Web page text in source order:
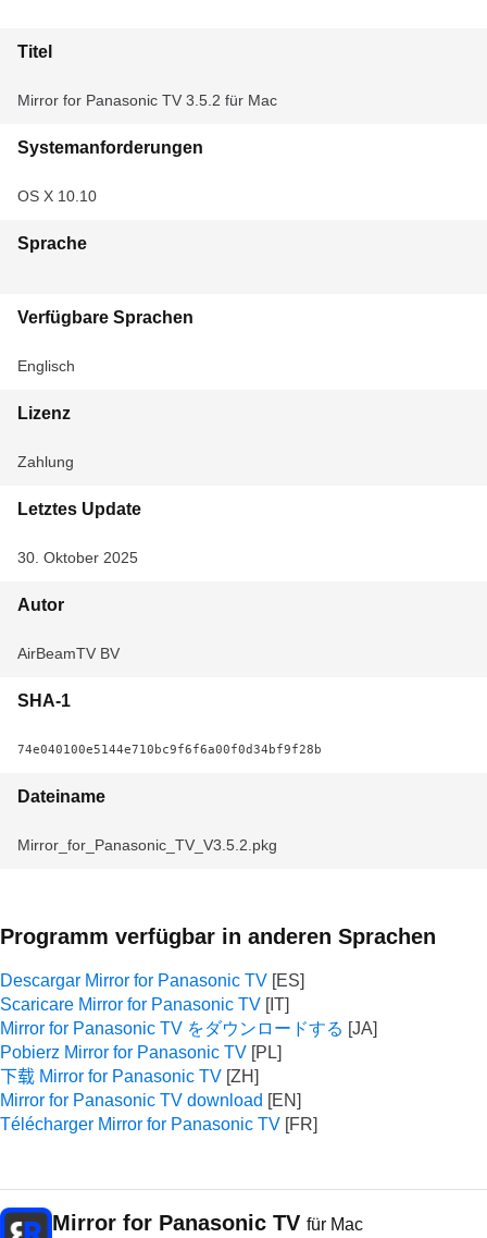
Titel
Mirror for Panasonic TV 3.5.2 für Mac
Systemanforderungen
OS X 10.10
Sprache
Verfügbare Sprachen
Englisch
Lizenz
Zahlung
Letztes Update
30. Oktober 2025
Autor
AirBeamTV BV
SHA-1
74e040100e5144e710bc9f6f6a00f0d34bf9f28b
Dateiname
Mirror_for_Panasonic_TV_V3.5.2.pkg
Programm verfügbar in anderen Sprachen
Descargar Mirror for Panasonic TV
Scaricare Mirror for Panasonic TV
Mirror for Panasonic TV をダウンロードする
Pobierz Mirror for Panasonic TV
下载 Mirror for Panasonic TV
Mirror for Panasonic TV download
Télécharger Mirror for Panasonic TV
Mirror for Panasonic TV für Mac